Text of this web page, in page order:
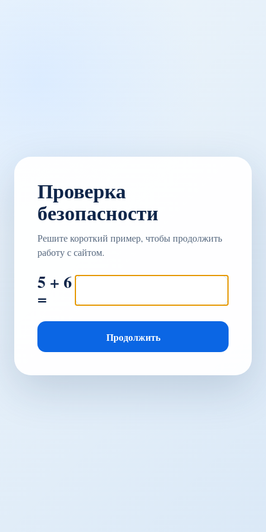
Проверка
безопасности
Решите короткий пример, чтобы продолжить
работу с сайтом.
5 + 6
=
Продолжить